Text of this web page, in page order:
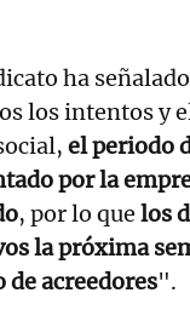
ha
los intentos y
el periodo
por la
, por lo quelos
la próxima
de acreedores".